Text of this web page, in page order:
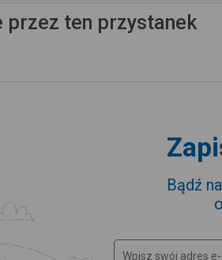
przez ten przystanek
Bądź